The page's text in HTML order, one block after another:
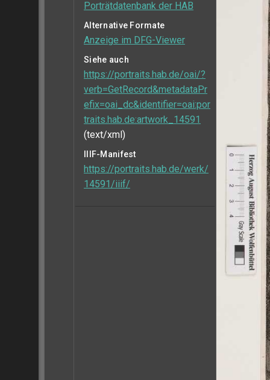
Porträtdatenbank der HAB
Alternative Formate
Anzeige im DFG-Viewer
Siehe auch
https://portraits.hab.de/oai/?
verb=GetRecord&metadataPr
efix=oai_dc&identifier=oai:por
traits.hab.de:artwork_14591
(text/xml)
IIIF-Manifest
https://portraits.hab.de/werk/
14591/iiif/